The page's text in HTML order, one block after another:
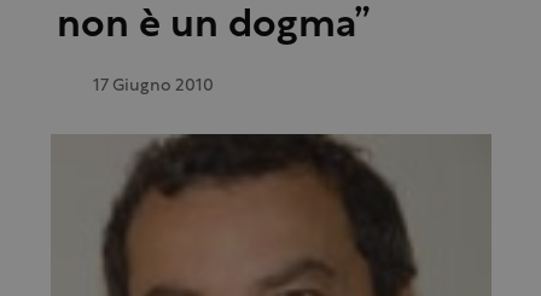
non è un dogma”
17 Giugno 2010